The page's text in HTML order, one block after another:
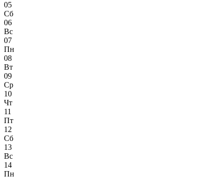
05
Сб
06
Вс
07
Пн
08
Вт
09
Ср
10
Чт
11
Пт
12
Сб
13
Вс
14
Пн